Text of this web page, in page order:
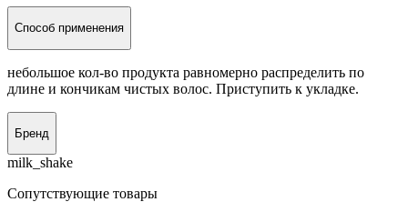
Способ применения
небольшое кол-во продукта равномерно распределить по
длине и кончикам чистых волос. Приступить к укладке.
Бренд
milk_shake
Сопутствующие товары